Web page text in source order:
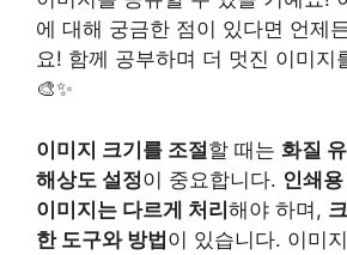
에 대해 궁금한 점이 있다면 언제
요! 함께 공부하며 더 멋진 이미지
🎨✨
이미지 크기를 조절할 때는 화질
해상도 설정이 중요합니다. 인쇄
이미지는 다르게 처리해야 하며,
한 도구와 방법이 있습니다. 이미